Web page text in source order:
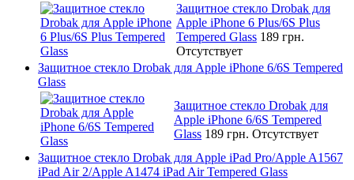
Защитное стекло Drobak для
Apple iPhone 6 Plus/6S Plus
Tempered Glass 189 грн.
Отсутствует
Защитное стекло Drobak для Apple iPhone 6/6S Tempered
Glass
Защитное стекло Drobak для
Apple iPhone 6/6S Tempered
Glass 189 грн. Отсутствует
Защитное стекло Drobak для Apple iPad Pro/Apple A1567
iPad Air 2/Apple A1474 iPad Air Tempered Glass